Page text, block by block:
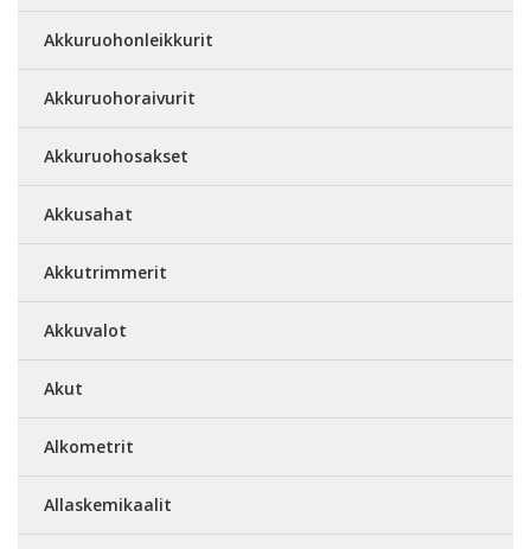
Akkuruohonleikkurit
Akkuruohoraivurit
Akkuruohosakset
Akkusahat
Akkutrimmerit
Akkuvalot
Akut
Alkometrit
Allaskemikaalit